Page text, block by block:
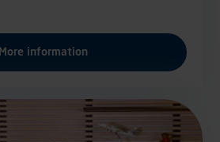
More information